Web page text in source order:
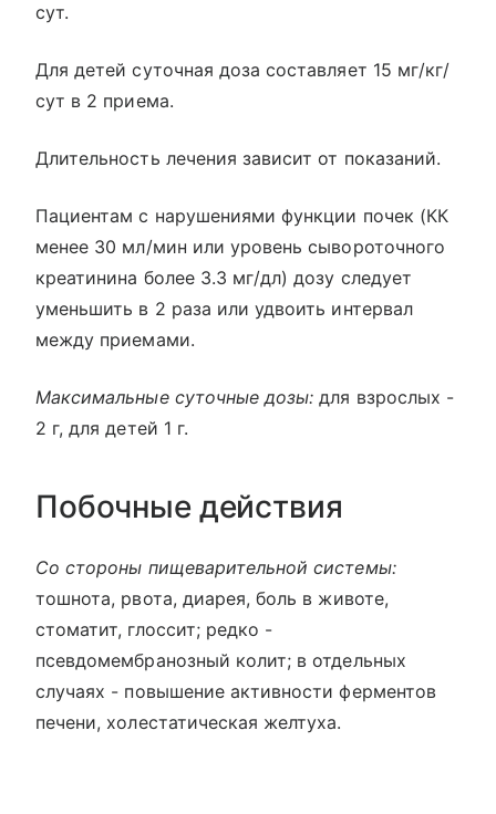
сут.
Для детей суточная доза составляет 15 мг/кг/
сут в 2 приема.
Длительность лечения зависит от показаний.
Пациентам с нарушениями функции почек (КК
менее 30 мл/мин или уровень сывороточного
креатинина более 3.3 мг/дл) дозу следует
уменьшить в 2 раза или удвоить интервал
между приемами.
Максимальные суточные дозы: для взрослых -
2 г, для детей 1 г.
Побочные действия
Со стороны пищеварительной системы:
тошнота, рвота, диарея, боль в животе,
стоматит, глоссит; редко -
псевдомембранозный колит; в отдельных
случаях - повышение активности ферментов
печени, холестатическая желтуха.